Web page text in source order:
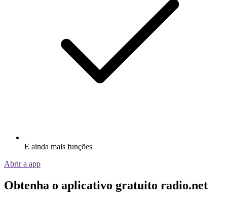
E ainda mais funções
Abrir a app
Obtenha o aplicativo gratuito radio.net